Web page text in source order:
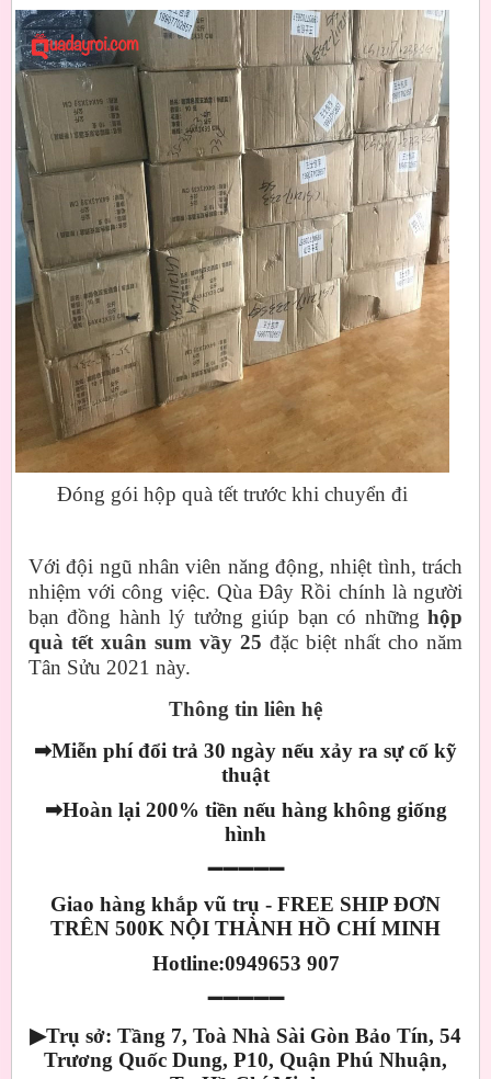
Đóng gói hộp quà tết trước khi chuyển đi
Với đội ngũ nhân viên năng động, nhiệt tình, trách
nhiệm với công việc. Qùa Đây Rồi chính là người
bạn đồng hành lý tưởng giúp bạn có những hộp
quà tết xuân sum vầy 25 đặc biệt nhất cho năm
Tân Sửu 2021 này.
Thông tin liên hệ
➡Miễn phí đổi trả 30 ngày nếu xảy ra sự cố kỹ
thuật
➡Hoàn lại 200% tiền nếu hàng không giống
hình
➖➖➖➖➖
Giao hàng khắp vũ trụ - FREE SHIP ĐƠN
TRÊN 500K NỘI THÀNH HỒ CHÍ MINH
Hotline:0949653 907
➖➖➖➖➖
▶Trụ sở: Tầng 7, Toà Nhà Sài Gòn Bảo Tín, 54
Trương Quốc Dung, P10, Quận Phú Nhuận,